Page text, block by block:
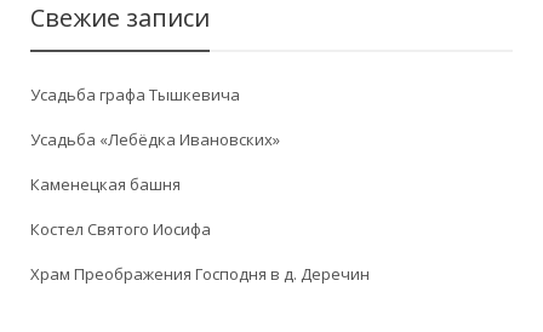
Свежие записи
Усадьба графа Тышкевича
Усадьба «Лебёдка Ивановских»
Каменецкая башня
Костел Святого Иосифа
Храм Преображения Господня в д. Деречин